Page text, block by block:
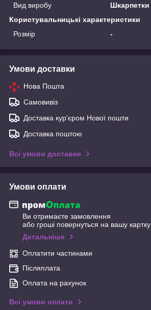
Вид виробу
Шкарпетки
Користувальницькі характеристики
Розмір
-
Умови доставки
Нова Пошта
Самовивіз
Доставка кур'єром Нової пошти
Доставка поштою
Всі умови доставки
Умови оплати
Ви отримаєте замовлення
або гроші повернуться на вашу картку
Детальніше
Оплатити частинами
Післяплата
Оплата на рахунок
Всі умови оплати